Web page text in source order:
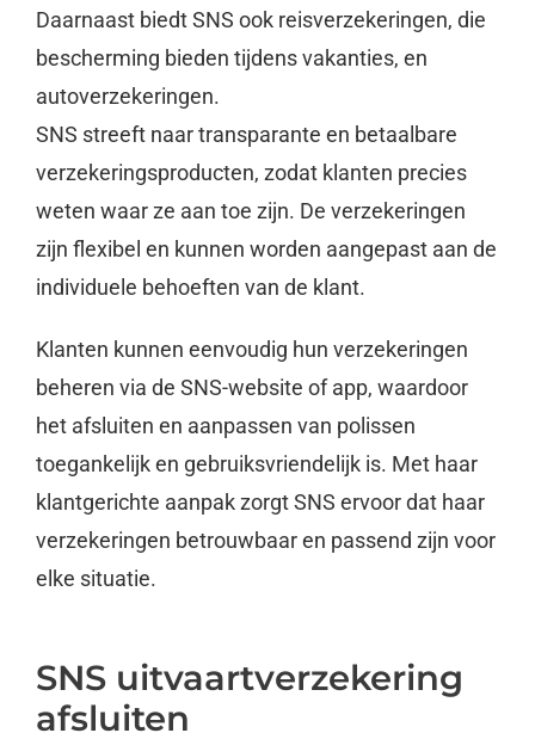
Daarnaast biedt SNS ook reisverzekeringen, die
bescherming bieden tijdens vakanties, en
autoverzekeringen.
SNS streeft naar transparante en betaalbare
verzekeringsproducten, zodat klanten precies
weten waar ze aan toe zijn. De verzekeringen
zijn flexibel en kunnen worden aangepast aan de
individuele behoeften van de klant.
Klanten kunnen eenvoudig hun verzekeringen
beheren via de SNS-website of app, waardoor
het afsluiten en aanpassen van polissen
toegankelijk en gebruiksvriendelijk is. Met haar
klantgerichte aanpak zorgt SNS ervoor dat haar
verzekeringen betrouwbaar en passend zijn voor
elke situatie.
SNS uitvaartverzekering
afsluiten